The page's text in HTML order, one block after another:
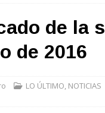
de la
de 2016
LO ÚLTIMO, NOTICIAS